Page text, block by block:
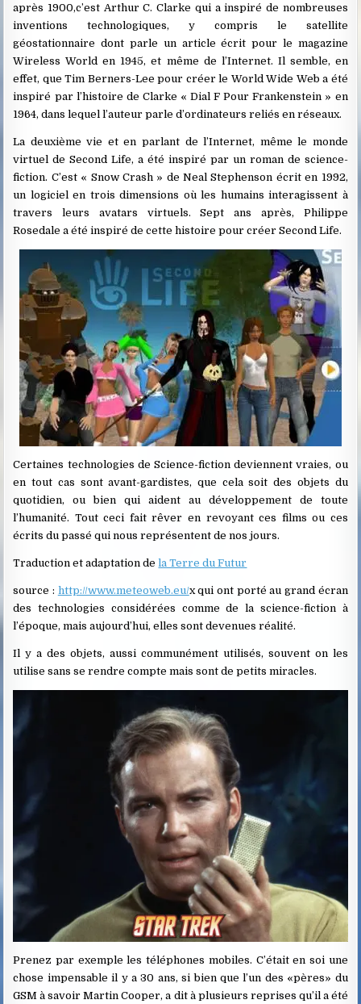
après 1900,c’est Arthur C. Clarke qui a inspiré de nombreuses
inventions technologiques, y compris le satellite
géostationnaire dont parle un article écrit pour le magazine
Wireless World en 1945, et même de l’Internet. Il semble, en
effet, que Tim Berners-Lee pour créer le World Wide Web a été
inspiré par l’histoire de Clarke « Dial F Pour Frankenstein » en
1964, dans lequel l’auteur parle d’ordinateurs reliés en réseaux.
La deuxième vie et en parlant de l’Internet, même le monde
virtuel de Second Life, a été inspiré par un roman de science-
fiction. C’est « Snow Crash » de Neal Stephenson écrit en 1992,
un logiciel en trois dimensions où les humains interagissent à
travers leurs avatars virtuels. Sept ans après, Philippe
Rosedale a été inspiré de cette histoire pour créer Second Life.
Certaines technologies de Science-fiction deviennent vraies, ou
en tout cas sont avant-gardistes, que cela soit des objets du
quotidien, ou bien qui aident au développement de toute
l’humanité. Tout ceci fait rêver en revoyant ces films ou ces
écrits du passé qui nous représentent de nos jours.
Traduction et adaptation dela Terre du Futur
source : http://www.meteoweb.eu/x qui ont porté au grand écran
des technologies considérées comme de la science-fiction à
l’époque, mais aujourd’hui, elles sont devenues réalité.
Il y a des objets, aussi communément utilisés, souvent on les
utilise sans se rendre compte mais sont de petits miracles.
Prenez par exemple les téléphones mobiles. C’était en soi une
chose impensable il y a 30 ans, si bien que l’un des «pères» du
GSM à savoir Martin Cooper, a dit à plusieurs reprises qu’il a été